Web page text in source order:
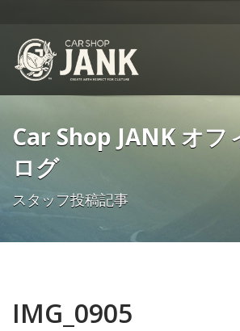
Car Shop JANK オフ
ログ
スタッフ投稿記事
IMG_0905